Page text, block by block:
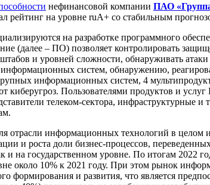
нефинансовой компании ПАО
рейтинг на уровне ruА+ со стабильным
на разработке программного
(далее – ПО) позволяет контролировать
и уровней сложности, обнаруживать
систем, обнаружению,
информационных систем, 4
Пользователями продуктов и
телеком-сектора, инфраструктурные
информационных технологий в целом
и роста доли бизнес-процессов,
на государственном уровне. По итогам 2022
около 10% к 2021 году. При этом рынок
формирования и развития, что является